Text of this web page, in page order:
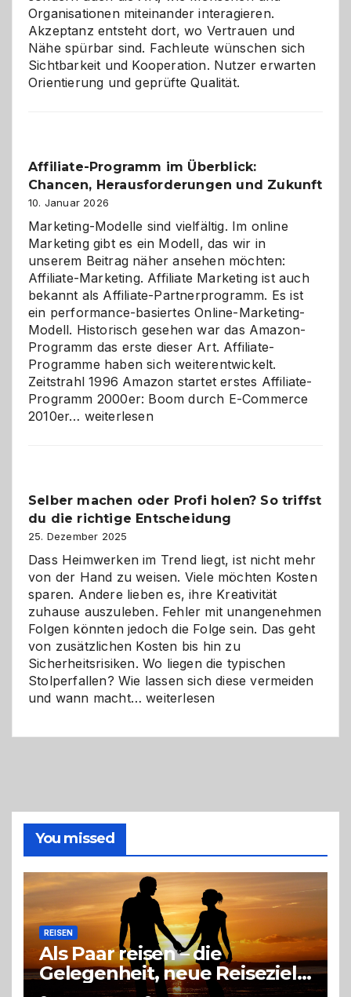
Organisationen miteinander interagieren.
Akzeptanz entsteht dort, wo Vertrauen und
Nähe spürbar sind. Fachleute wünschen sich
Sichtbarkeit und Kooperation. Nutzer erwarten
Orientierung und geprüfte Qualität.
Affiliate-Programm im Überblick:
Chancen, Herausforderungen und Zukunft
10. Januar 2026
Marketing-Modelle sind vielfältig. Im online
Marketing gibt es ein Modell, das wir in
unserem Beitrag näher ansehen möchten:
Affiliate-Marketing. Affiliate Marketing ist auch
bekannt als Affiliate-Partnerprogramm. Es ist
ein performance-basiertes Online-Marketing-
Modell. Historisch gesehen war das Amazon-
Programm das erste dieser Art. Affiliate-
Programme haben sich weiterentwickelt.
Zeitstrahl 1996 Amazon startet erstes Affiliate-
Programm 2000er: Boom durch E-Commerce
2010er… Affiliate-
Herausforderungen
und
Zukunft
weiterlesen
Selber machen oder Profi holen? So triffst
du die richtige Entscheidung
25. Dezember 2025
Dass Heimwerken im Trend liegt, ist nicht mehr
von der Hand zu weisen. Viele möchten Kosten
sparen. Andere lieben es, ihre Kreativität
zuhause auszuleben. Fehler mit unangenehmen
Folgen könnten jedoch die Folge sein. Das geht
von zusätzlichen Kosten bis hin zu
Sicherheitsrisiken. Wo liegen die typischen
Stolperfallen? Wie lassen sich diese vermeiden
und wann macht…Selber
richtige
Entscheidung
weiterlesen
You missed
REISEN
Als Paar reisen – die
Gelegenheit, neue Reiseziele